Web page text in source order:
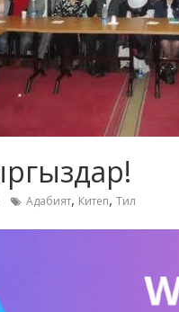
Адабият, Китеп, Тил